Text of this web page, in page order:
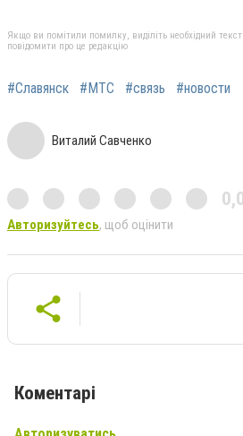
Якщо ви помітили помилку, виділіть необхідний
повідомити про це редакцію
#Славянск #МТС #связь #новости
Виталий Савченко
Авторизуйтесь, щоб оцінити
Коментарі